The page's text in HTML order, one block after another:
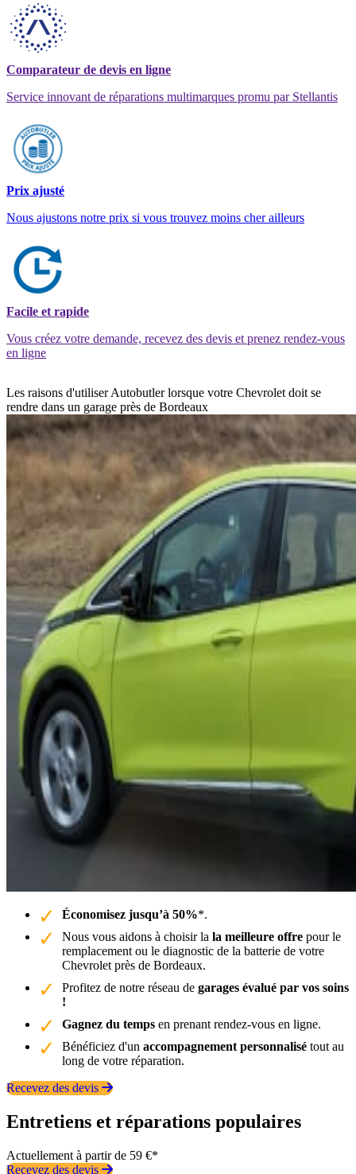
Comparateur de devis en ligne
Service innovant de réparations multimarques promu par Stellantis
Prix ajusté
Nous ajustons notre prix si vous trouvez moins cher ailleurs
Facile et rapide
Vous créez votre demande, recevez des devis et prenez rendez-vous
en ligne
Les raisons d'utiliser Autobutler lorsque votre Chevrolet doit se
rendre dans un garage près de Bordeaux
Économisez jusqu’à 50%*.
Nous vous aidons à choisir la la meilleure offre pour le
remplacement ou le diagnostic de la batterie de votre
Chevrolet près de Bordeaux.
Profitez de notre réseau de garages évalué par vos soins
!
Gagnez du temps en prenant rendez-vous en ligne.
Bénéficiez d'un accompagnement personnalisé tout au
long de votre réparation.
Recevez des devis
Entretiens et réparations populaires
Actuellement à partir de 59 €*
Recevez des devis